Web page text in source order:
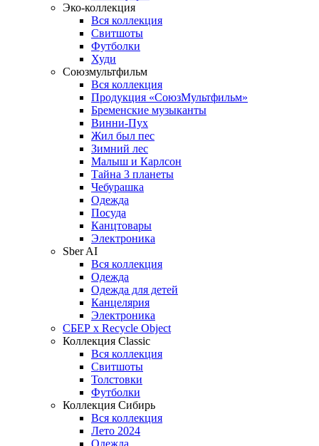
Эко-коллекция
Вся коллекция
Свитшоты
Футболки
Худи
Союзмультфильм
Вся коллекция
Продукция «СоюзМультфильм»
Бременские музыканты
Винни-Пух
Жил был пес
Зимний лес
Малыш и Карлсон
Тайна 3 планеты
Чебурашка
Одежда
Посуда
Канцтовары
Электроника
Sber AI
Вся коллекция
Одежда
Одежда для детей
Канцелярия
Электроника
СБЕР x Recycle Object
Коллекция Classic
Вся коллекция
Свитшоты
Толстовки
Футболки
Коллекция Сибирь
Вся коллекция
Лето 2024
Одежда